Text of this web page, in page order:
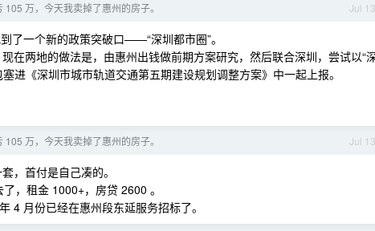
Jul 13
105 万，今天我卖掉了惠州的房子。
了一个新的政策突破口——“深圳都市圈”。
在两地的做法是，由惠州出钱做前期方案研究，然后联合深圳，尝试以“
进《深圳市城市轨道交通第五期建设规划调整方案》中一起上报。
Jul 13
105 万，今天我卖掉了惠州的房子。
，首付是自己凑的。
，租金 1000+，房贷 2600 。
4 月份已经在惠州段东延服务招标了。